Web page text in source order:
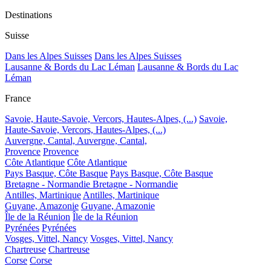
Destinations
Suisse
Dans les Alpes Suisses Dans les Alpes Suisses
Lausanne & Bords du Lac Léman Lausanne & Bords du Lac
Léman
France
Savoie, Haute-Savoie, Vercors, Hautes-Alpes, (...) Savoie,
Haute-Savoie, Vercors, Hautes-Alpes, (...)
Auvergne, Cantal, Auvergne, Cantal,
Provence Provence
Côte Atlantique Côte Atlantique
Pays Basque, Côte Basque Pays Basque, Côte Basque
Bretagne - Normandie Bretagne - Normandie
Antilles, Martinique Antilles, Martinique
Guyane, Amazonie Guyane, Amazonie
Île de la Réunion Île de la Réunion
Pyrénées Pyrénées
Vosges, Vittel, Nancy Vosges, Vittel, Nancy
Chartreuse Chartreuse
Corse Corse